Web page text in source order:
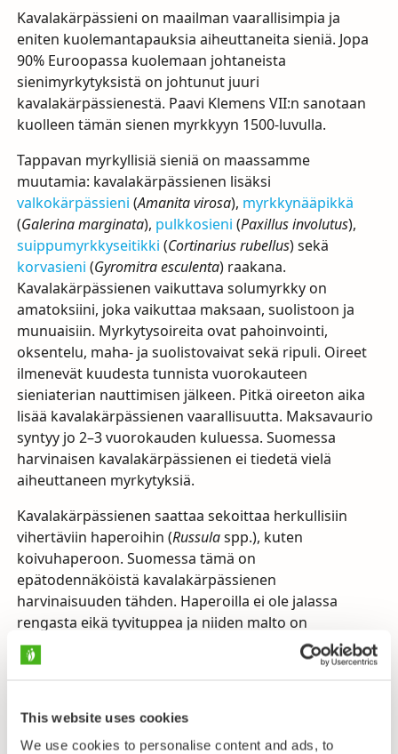
This website uses cookies
We use cookies to personalise content and ads, to
Kavalakärpässieni on maailman vaarallisimpia ja
eniten kuolemantapauksia aiheuttaneita sieniä. Jopa
90% Euroopassa kuolemaan johtaneista
sienimyrkytyksistä on johtunut juuri
kavalakärpässienestä. Paavi Klemens VII:n sanotaan
kuolleen tämän sienen myrkkyyn 1500-luvulla.
Tappavan myrkyllisiä sieniä on maassamme
muutamia: kavalakärpässienen lisäksi
valkokärpässieni (Amanita virosa), myrkkynääpikkä
(Galerina marginata), pulkkosieni (Paxillus involutus),
suippumyrkkyseitikki (Cortinarius rubellus) sekä
korvasieni (Gyromitra esculenta) raakana.
Kavalakärpässienen vaikuttava solumyrkky on
amatoksiini, joka vaikuttaa maksaan, suolistoon ja
munuaisiin. Myrkytysoireita ovat pahoinvointi,
oksentelu, maha- ja suolistovaivat sekä ripuli. Oireet
ilmenevät kuudesta tunnista vuorokauteen
sieniaterian nauttimisen jälkeen. Pitkä oireeton aika
lisää kavalakärpässienen vaarallisuutta. Maksavaurio
syntyy jo 2–3 vuorokauden kuluessa. Suomessa
harvinaisen kavalakärpässienen ei tiedetä vielä
aiheuttaneen myrkytyksiä.
Kavalakärpässienen saattaa sekoittaa herkullisiin
vihertäviin haperoihin (Russulaspp.), kuten
koivuhaperoon. Suomessa tämä on
epätodennäköistä kavalakärpässienen
harvinaisuuden tähden. Haperoilla ei ole jalassa
rengasta eikä tyvituppea ja niiden malto on
juustomaisesti lohkeilevaa. Kavalakärpässienen
tyvituppi saattaa olla syvällä sammaleessa.
valkokärpässientä, mutta kavalakärpässieni kasvaa
lehtimetsissä ja valkokärpässieni havumetsissä.